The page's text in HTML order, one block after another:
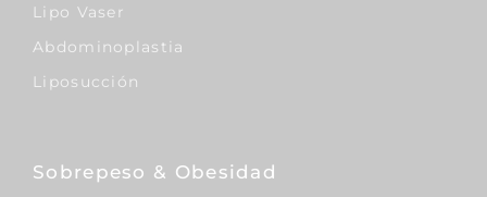
Lipo Vaser
Abdominoplastia
Liposucción
Sobrepeso & Obesidad